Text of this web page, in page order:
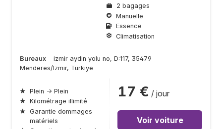
2 bagages
Manuelle
Essence
Climatisation
Bureaux
izmir aydin yolu no, D:117, 35479
Menderes/Izmir, Türkiye
★ Plein → Plein
★ Kilométrage illimité
★ Garantie dommages
matériels
17 € / jour
Voir voiture